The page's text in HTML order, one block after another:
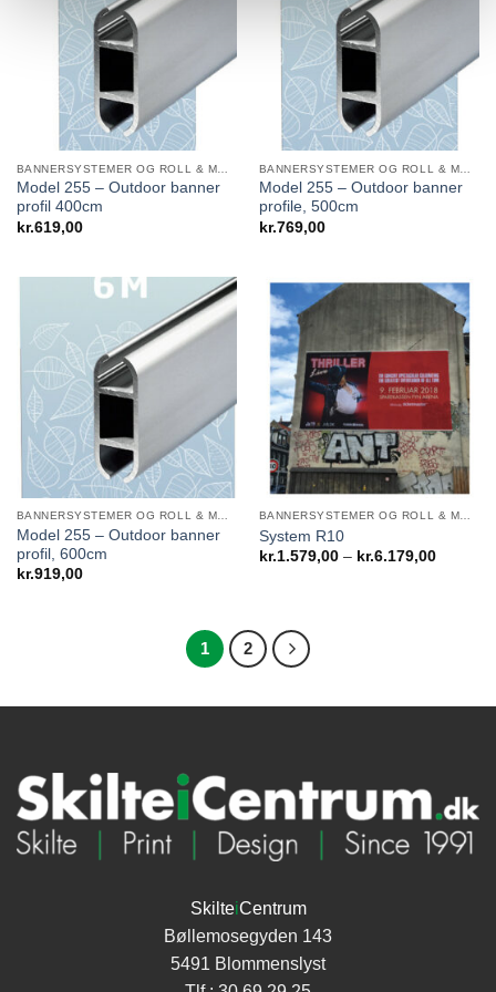
Model 255 – Outdoor banner
profil 400cm
kr.619,00
Model 255 – Outdoor banner
profile, 500cm
kr.769,00
BANNERSYSTEMER OG ROLL & MOVE SYSTEMS
Model 255 – Outdoor banner
profil, 600cm
kr.919,00
BANNERSYSTEMER OG ROLL & MOVE SYSTEMS
System R10
kr.1.579,00 – kr.6.179,00
1 2
SkilteiCentrum
Bøllemosegyden 143
5491 Blommenslyst